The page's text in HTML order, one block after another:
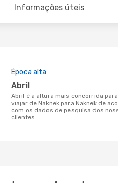
Informações úteis
Época alta
abril
abril é a altura mais concorrida para
viajar de Naknek para Naknek de
com os dados de pesquisa dos
clientes